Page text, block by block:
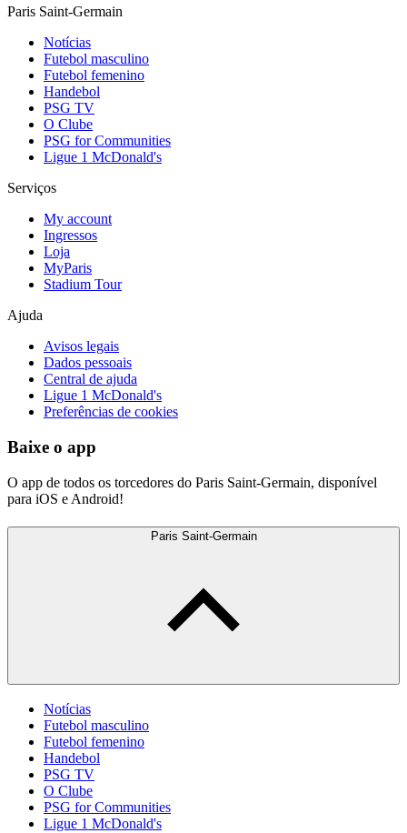
Paris Saint-Germain
Notícias
Futebol masculino
Futebol femenino
Handebol
PSG TV
O Clube
PSG for Communities
Ligue 1 McDonald's
Serviços
My account
Ingressos
Loja
MyParis
Stadium Tour
Ajuda
Avisos legais
Dados pessoais
Central de ajuda
Ligue 1 McDonald's
Preferências de cookies
Baixe o app
O app de todos os torcedores do Paris Saint-Germain, disponível
para iOS e Android!
Paris Saint-Germain
Notícias
Futebol masculino
Futebol femenino
Handebol
PSG TV
O Clube
PSG for Communities
Ligue 1 McDonald's